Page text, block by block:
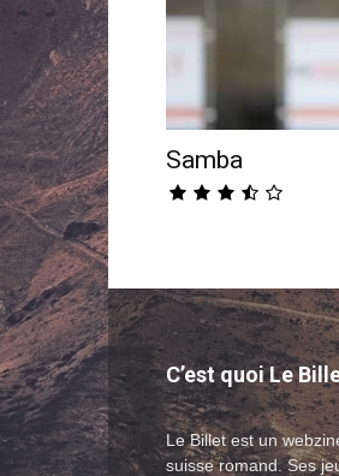
Samba
C’est quoi Le
Le Billet est un
suisse romand. Ses